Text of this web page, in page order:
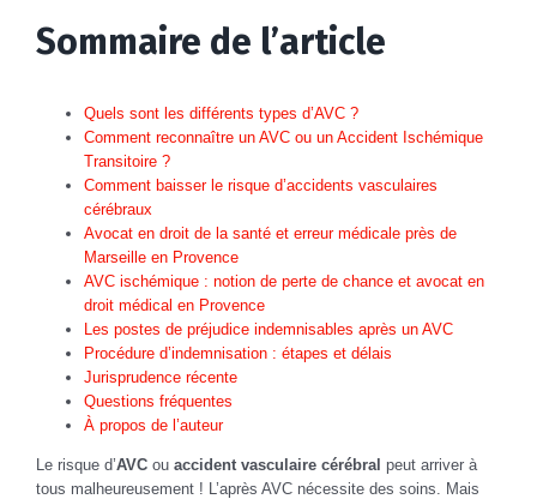
Sommaire de l’article
Quels sont les différents types d’AVC ?
Comment reconnaître un AVC ou un Accident Ischémique
Transitoire ?
Comment baisser le risque d’accidents vasculaires
cérébraux
Avocat en droit de la santé et erreur médicale près de
Marseille en Provence
AVC ischémique : notion de perte de chance et avocat en
droit médical en Provence
Les postes de préjudice indemnisables après un AVC
Procédure d’indemnisation : étapes et délais
Jurisprudence récente
Questions fréquentes
À propos de l’auteur
Le risque d’AVC ou accident vasculaire cérébral peut arriver à
tous malheureusement !
L’après AVC nécessite des soins. Mais